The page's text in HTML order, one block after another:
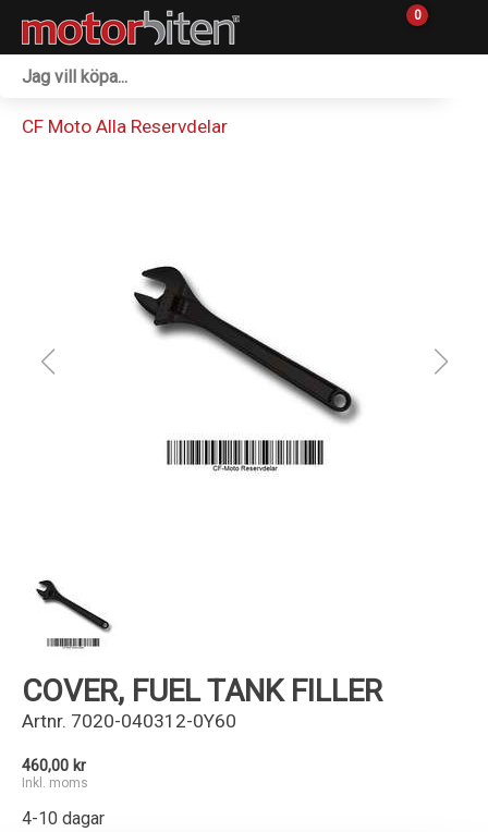
0
Reservdelar
Sprängskisser
CF Moto Alla Reservdelar
COVER, FUEL TANK FILLER
Artnr. 7020-040312-0Y60
460,00 kr
Inkl. moms
4-10 dagar